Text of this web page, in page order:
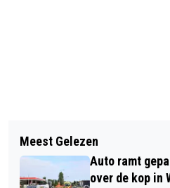
VOLOP LIVE
‘VERNIEUWDE’
EFTELING
NAZATEN
GEPLANT BIJ
Meest Gelezen
Auto ramt
over de kop in